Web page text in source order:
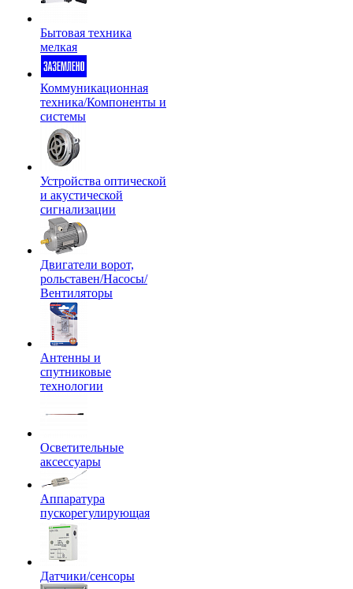
Бытовая техника
мелкая
Коммуникационная
техника/Компоненты и
системы
Устройства оптической
и акустической
сигнализации
Двигатели ворот,
рольставен/Насосы/
Вентиляторы
Антенны и
спутниковые
технологии
Осветительные
аксессуары
Аппаратура
пускорегулирующая
Датчики/сенсоры